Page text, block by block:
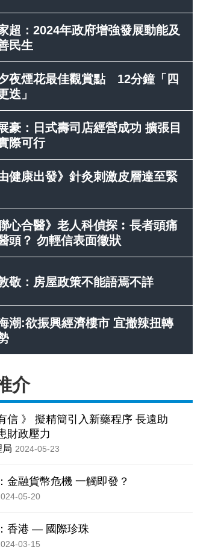
超：2024年政府增強發展動能及
民生
夜煙花最佳觀賞點 12分鐘「四
迭」
豪：日式壽司店經營成功 擴張目
際可行
由健康出發》針灸刺激皮層達至緊
聯心合醫》老人科偵探︰長者頭痛
頭？ 勿輕信表面徵狀
敬：房屋政策不能語焉不詳
潮:欲振興經濟樓市 宜撤辣扭轉
介
信 》 擬精簡引入新藥程序 長遠助
財政壓力
局 2024-05-23
金融貨幣危機 一觸即發？
05-20
香港 — 國際珍珠
03-15